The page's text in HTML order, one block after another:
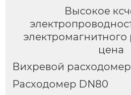
Высокое
цена
Вихревой
Расходомер DN80